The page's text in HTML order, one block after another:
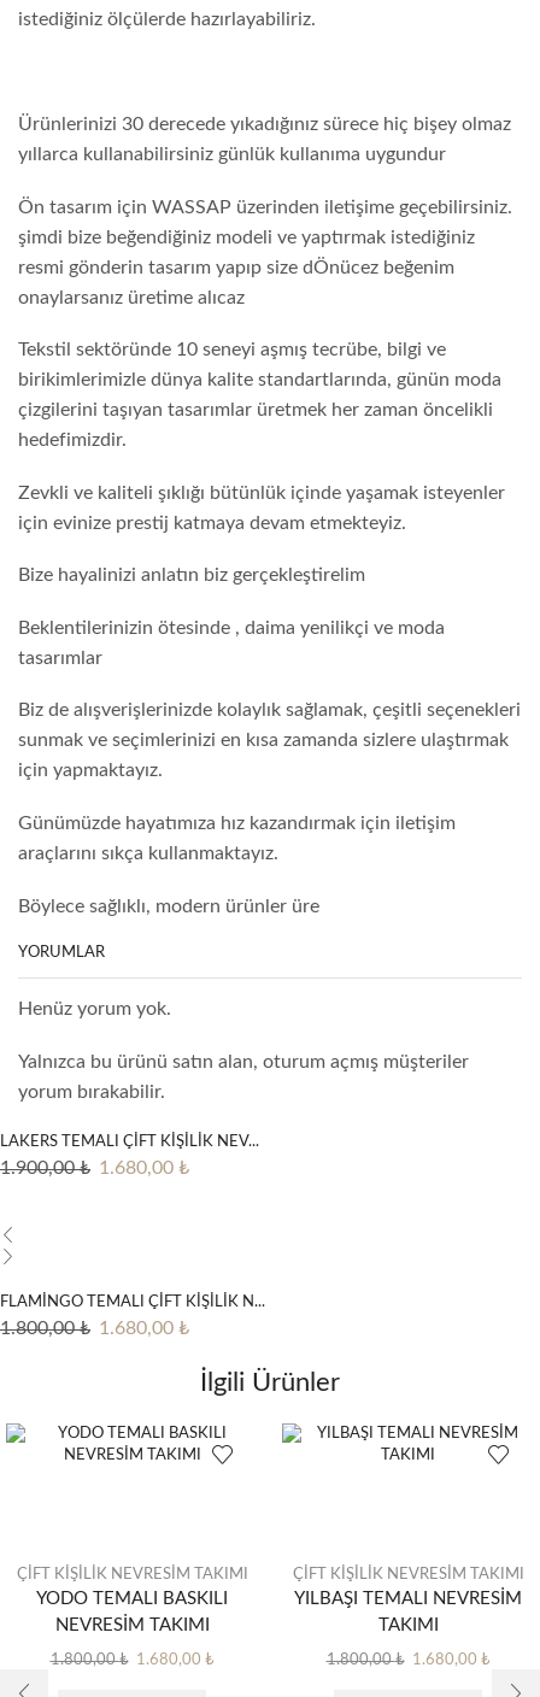
istediğiniz ölçülerde hazırlayabiliriz.
Ürünlerinizi 30 derecede yıkadığınız sürece hiç bişey olmaz
yıllarca kullanabilirsiniz günlük kullanıma uygundur
Ön tasarım için WASSAP üzerinden iletişime geçebilirsiniz.
şimdi bize beğendiğiniz modeli ve yaptırmak istediğiniz
resmi gönderin tasarım yapıp size dÖnücez beğenim
onaylarsanız üretime alıcaz
Tekstil sektöründe 10 seneyi aşmış tecrübe, bilgi ve
birikimlerimizle dünya kalite standartlarında, günün moda
çizgilerini taşıyan tasarımlar üretmek her zaman öncelikli
hedefimizdir.
Zevkli ve kaliteli şıklığı bütünlük içinde yaşamak isteyenler
için evinize prestij katmaya devam etmekteyiz.
Bize hayalinizi anlatın biz gerçekleştirelim
Beklentilerinizin ötesinde , daima yenilikçi ve moda
tasarımlar
Biz de alışverişlerinizde kolaylık sağlamak, çeşitli seçenekleri
sunmak ve seçimlerinizi en kısa zamanda sizlere ulaştırmak
için yapmaktayız.
Günümüzde hayatımıza hız kazandırmak için iletişim
araçlarını sıkça kullanmaktayız.
Böylece sağlıklı, modern ürünler üre
YORUMLAR
Henüz yorum yok.
Yalnızca bu ürünü satın alan, oturum açmış müşteriler
yorum bırakabilir.
LAKERS TEMALI ÇİFT KİŞİLİK NEV...
1.900,00₺ Orijinal
1.680,00 ₺Şu
FLAMİNGO TEMALI ÇİFT KİŞİLİK N...
1.800,00₺ Orijinal
1.680,00 ₺Şu
fiyat:İlgili Ürünler
ÇİFT KİŞİLİK NEVRESİM TAKIMI
YODO TEMALI BASKILI
NEVRESİM TAKIMI
1.800,00₺ Orijinal
1.680,00 ₺Şu
ÇİFT KİŞİLİK NEVRESİM TAKIMI
YILBAŞI TEMALI NEVRESİM
TAKIMI
1.800,00₺ Orijinal
1.680,00 ₺Şu
andaki